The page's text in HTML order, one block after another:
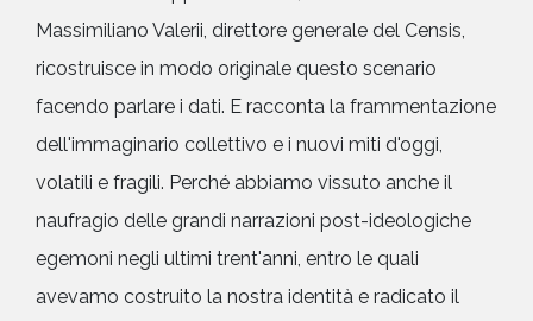
Massimiliano Valerii, direttore generale del Censis,
ricostruisce in modo originale questo scenario
facendo parlare i dati. E racconta la frammentazione
dell'immaginario collettivo e i nuovi miti d'oggi,
volatili e fragili. Perché abbiamo vissuto anche il
naufragio delle grandi narrazioni post-ideologiche
egemoni negli ultimi trent'anni, entro le quali
avevamo costruito la nostra identità e radicato il